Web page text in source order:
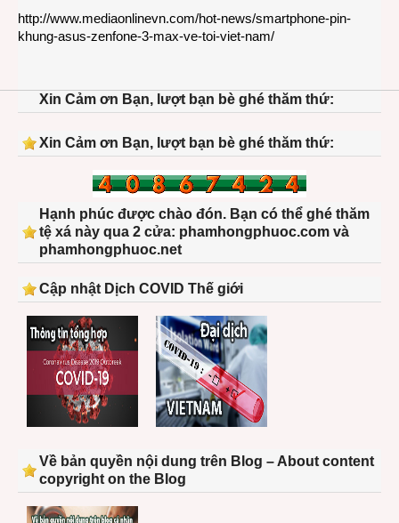
http://www.mediaonlinevn.com/hot-news/smartphone-pin-
khung-asus-zenfone-3-max-ve-toi-viet-nam/
Xin Cảm ơn Bạn, lượt bạn bè ghé thăm thứ:
Xin Cảm ơn Bạn, lượt bạn bè ghé thăm thứ:
Hạnh phúc được chào đón. Bạn có thể ghé thăm
tệ xá này qua 2 cửa: phamhongphuoc.com và
phamhongphuoc.net
Cập nhật Dịch COVID Thế giới
Về bản quyền nội dung trên Blog – About content
copyright on the Blog